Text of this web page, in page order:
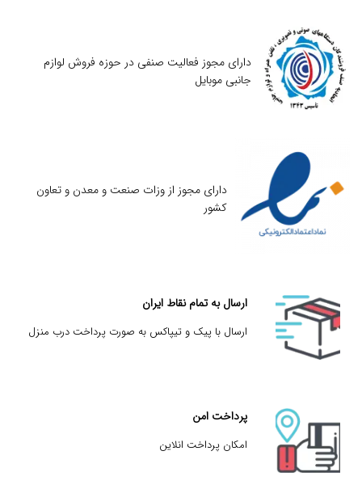
دارای مجوز فعالیت صنفی در حوزه فروش لوازم
جانبی موبایل
دارای مجوز از وزات صنعت و معدن و تعاون
کشور
ارسال به تمام نقاط ایران
ارسال با پیک و تیپاکس به صورت پرداخت درب منزل
پرداخت امن
امکان پرداخت انلاین